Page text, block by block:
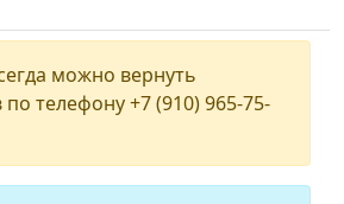
можно вернуть
телефону +7 (910) 965-75-